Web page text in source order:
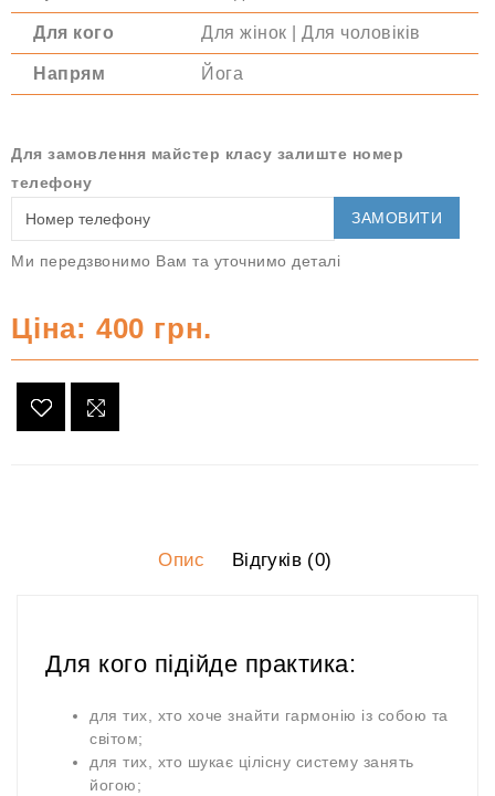
Для кого Для жінок | Для чоловіків
Напрям Йога
Для замовлення майстер класу залиште номер
телефону
ЗАМОВИТИ
Ми передзвонимо Вам та уточнимо деталі
Ціна: 400 грн.
Опис Відгуків (0)
Для кого підійде практика:
для тих, хто хоче знайти гармонію із собою та
світом;
для тих, хто шукає цілісну систему занять
йогою;